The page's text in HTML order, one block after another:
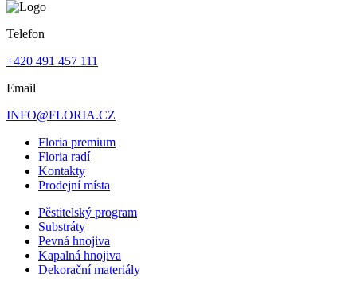
Telefon
+420 491 457 111
Email
INFO@FLORIA.CZ
Floria premium
Floria radí
Kontakty
Prodejní místa
Pěstitelský program
Substráty
Pevná hnojiva
Kapalná hnojiva
Dekorační materiály